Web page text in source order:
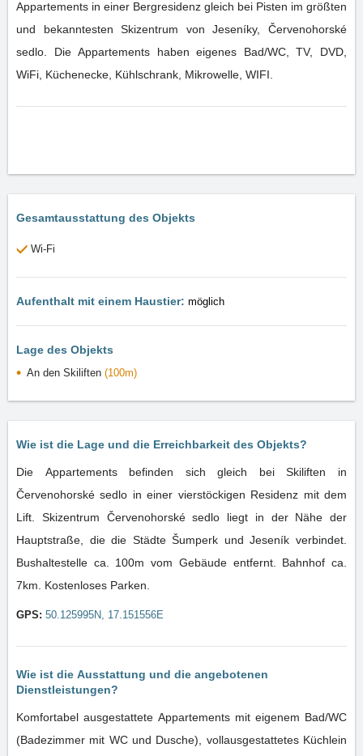
Appartements in einer Bergresidenz gleich bei Pisten im größten
und bekanntesten Skizentrum von Jeseníky, Červenohorské
sedlo. Die Appartements haben eigenes Bad/WC, TV, DVD,
WiFi, Küchenecke, Kühlschrank, Mikrowelle, WIFI.
Gesamtausstattung des Objekts
Wi-Fi
Aufenthalt mit einem Haustier: möglich
Lage des Objekts
An den Skiliften (100m)
Wie ist die Lage und die Erreichbarkeit des Objekts?
Die Appartements befinden sich gleich bei Skiliften in
Červenohorské sedlo in einer vierstöckigen Residenz mit dem
Lift. Skizentrum Červenohorské sedlo liegt in der Nähe der
Hauptstraße, die die Städte Šumperk und Jeseník verbindet.
Bushaltestelle ca. 100m vom Gebäude entfernt. Bahnhof ca.
7km. Kostenloses Parken.
GPS: 50.125995N, 17.151556E
Wie ist die Ausstattung und die angebotenen
Dienstleistungen?
Komfortabel ausgestattete Appartements mit eigenem Bad/WC
(Badezimmer mit WC und Dusche), vollausgestattetes Küchlein